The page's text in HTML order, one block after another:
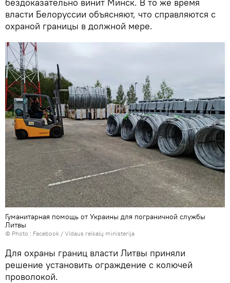
власти Белоруссии объясняют, что справляются с
охраной границы в должной мере.
Гуманитарная помощь от Украины для пограничной службы
Литвы
© Photo : Facebook / Vidaus reikalų ministerija
Для охраны границ власти Литвы приняли
решение установить ограждение с колючей
проволокой.